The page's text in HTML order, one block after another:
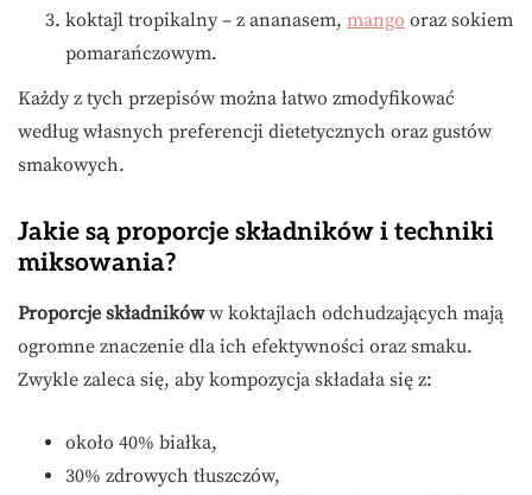
koktajl tropikalny – z ananasem, mango oraz sokiem
pomarańczowym.
Każdy z tych przepisów można łatwo zmodyfikować
według własnych preferencji dietetycznych oraz gustów
smakowych.
Jakie są proporcje składników i techniki
miksowania?
Proporcje składnikóww koktajlach odchudzających mają
ogromne znaczenie dla ich efektywności oraz smaku.
Zwykle zaleca się, aby kompozycja składała się z:
około 40% białka,
30% zdrowych tłuszczów,